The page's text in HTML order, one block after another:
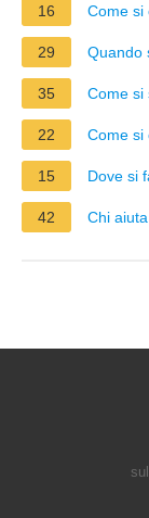
16 Come si
29 Quando
35 Come si
22 Come si
15 Dove si
42 Chi